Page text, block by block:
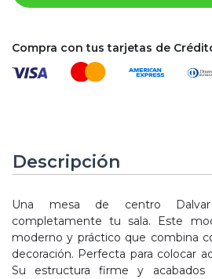
Compra con tus tarjetas de
Descripción
Una mesa de centro Dalvar
completamente tu sala. Este
moderno y práctico que combina
decoración. Perfecta para colocar
Su estructura firme y acabados